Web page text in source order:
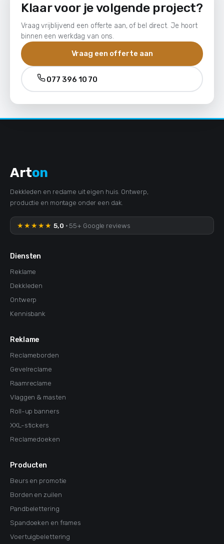
Klaar voor je volgende project?
Vraag vrijblijvend een offerte aan, of bel direct. Je hoort
binnen een werkdag van ons.
Vraag een offerte aan
077 396 10 70
Arton
Dekkleden en reclame uit eigen huis. Ontwerp,
productie en montage onder een dak.
★★★★★ 5,0 · 55+ Google reviews
Diensten
Reklame
Dekkleden
Ontwerp
Kennisbank
Reklame
Reclameborden
Gevelreclame
Raamreclame
Vlaggen & masten
Roll-up banners
XXL-stickers
Reclamedoeken
Producten
Beurs en promotie
Borden en zuilen
Pandbelettering
Spandoeken en frames
Voertuigbelettering